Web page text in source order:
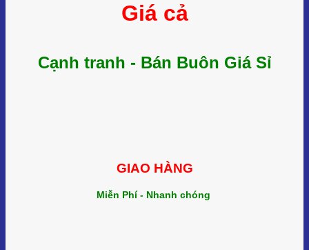
Giá cả
Cạnh tranh - Bán Buôn Giá Sỉ
GIAO HÀNG
Miễn Phí - Nhanh chóng